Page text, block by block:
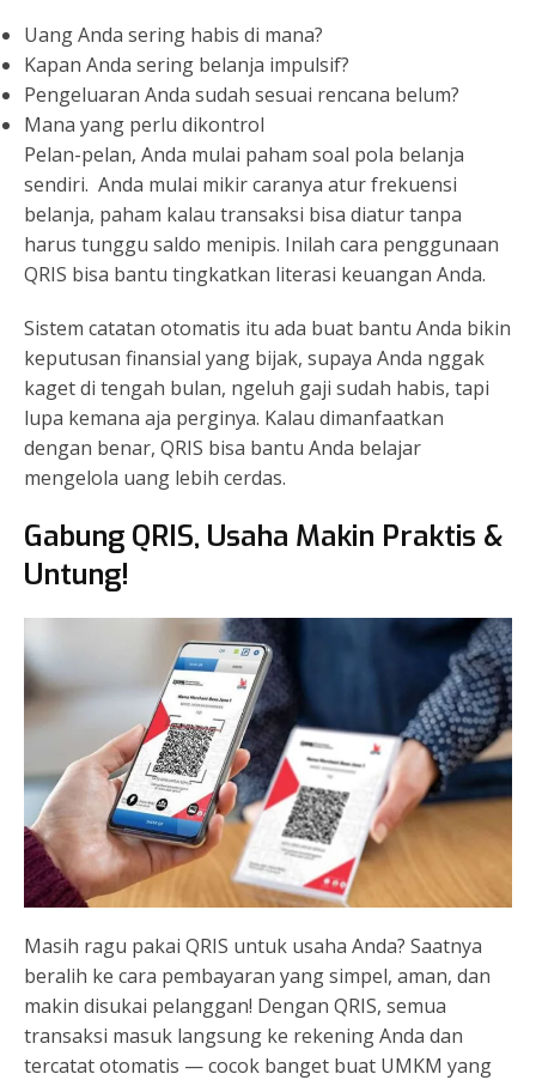
Uang Anda sering habis di mana?
Kapan Anda sering belanja impulsif?
Pengeluaran Anda sudah sesuai rencana belum?
Mana yang perlu dikontrol
Pelan-pelan, Anda mulai paham soal pola belanja
sendiri. Anda mulai mikir caranya atur frekuensi
belanja, paham kalau transaksi bisa diatur tanpa
harus tunggu saldo menipis. Inilah cara penggunaan
QRIS bisa bantu tingkatkan literasi keuangan Anda.
Sistem catatan otomatis itu ada buat bantu Anda bikin
keputusan finansial yang bijak, supaya Anda nggak
kaget di tengah bulan, ngeluh gaji sudah habis, tapi
lupa kemana aja perginya. Kalau dimanfaatkan
dengan benar, QRIS bisa bantu Anda belajar
mengelola uang lebih cerdas.
Gabung QRIS, Usaha Makin Praktis &
Untung!
Masih ragu pakai QRIS untuk usaha Anda? Saatnya
beralih ke cara pembayaran yang simpel, aman, dan
makin disukai pelanggan! Dengan QRIS, semua
transaksi masuk langsung ke rekening Anda dan
tercatat otomatis — cocok banget buat UMKM yang